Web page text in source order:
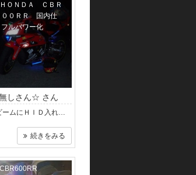
ＨＯＮＤＡ ＣＢＲ
００ＲＲ 国内仕
ルパワー化
しさん☆ さん
ロービームにＨＩＤ入れています。
続きをみる
CBR600RR